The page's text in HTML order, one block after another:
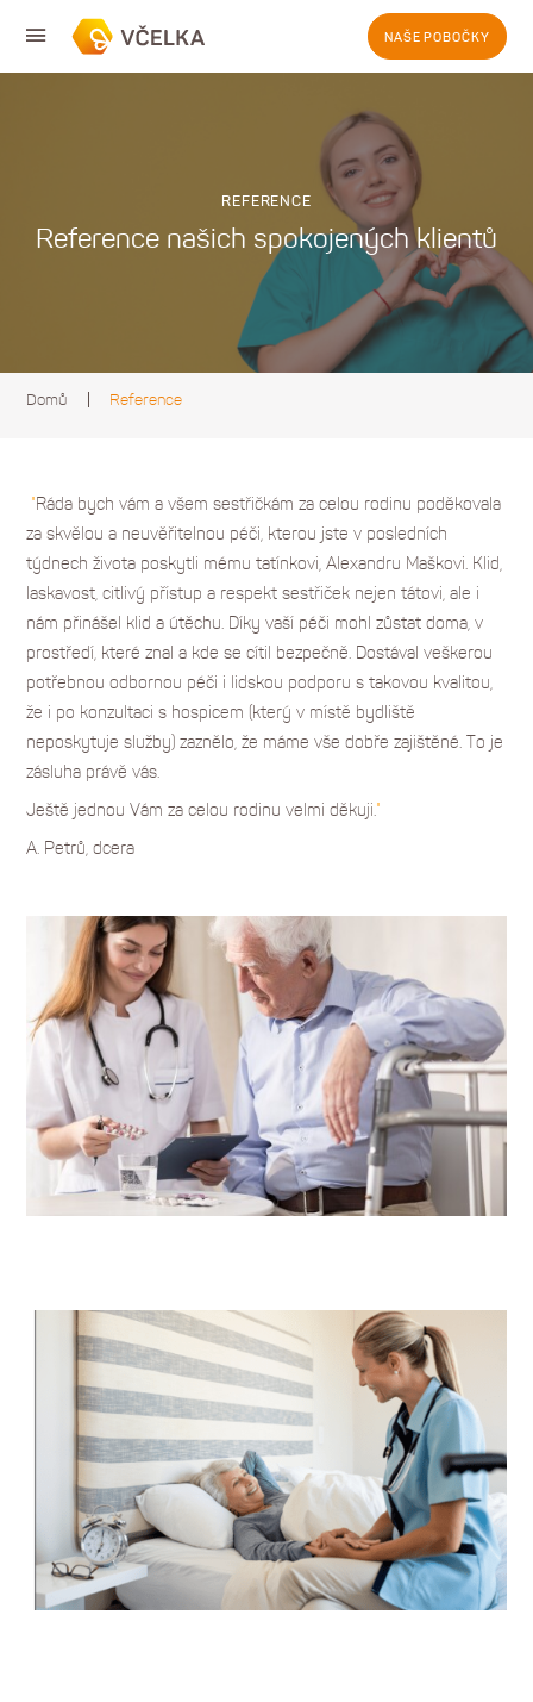
NAŠE POBOČKY
REFERENCE
Reference našich spokojených klientů
Domů Reference
"Ráda bych vám a všem sestřičkám za celou rodinu poděkovala
za skvělou a neuvěřitelnou péči, kterou jste v posledních
týdnech života poskytli mému tatínkovi, Alexandru Maškovi. Klid,
laskavost, citlivý přístup a respekt sestřiček nejen tátovi, ale i
nám přinášel klid a útěchu. Díky vaší péči mohl zůstat doma, v
prostředí, které znal a kde se cítil bezpečně. Dostával veškerou
potřebnou odbornou péči i lidskou podporu s takovou kvalitou,
že i po konzultaci s hospicem (který v místě bydliště
neposkytuje služby) zaznělo, že máme vše dobře zajištěné. To je
zásluha právě vás.
Ještě jednou Vám za celou rodinu velmi děkuji."
A. Petrů, dcera